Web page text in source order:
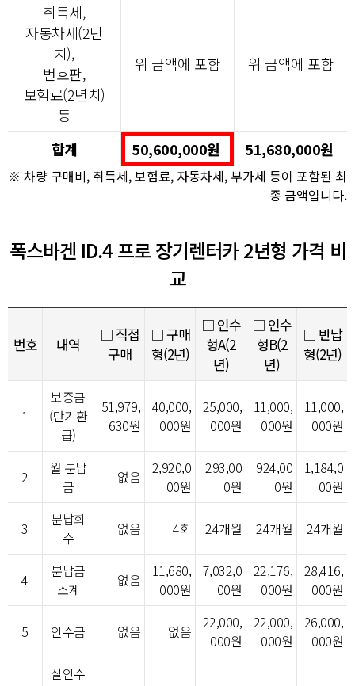
취득세,
자동차세(2년
치),
번호판,
보험료(2년치)
등
위 금액에 포함 위 금액에 포함
합계 50,600,000원 51,680,000원
※ 차량 구매비, 취득세, 보험료, 자동차세, 부가세 등이 포함된 최
종 금액입니다.
폭스바겐 ID.4 프로 장기렌터카 2년형 가격 비
교
번호 내역
□ 직접
구매
□ 구매
형(2년)
□ 인수
형A(2
년)
□ 인수
형B(2
년)
□ 반납
형(2년)
1
보증금
(만기환
급)
51,979,
630원
40,000,
000원
25,000,
000원
11,000,
000원
11,000,
000원
2
월 분납
금
없음
2,920,0
00원
293,00
0원
924,00
0원
1,184,0
00원
3
분납회
수
없음 4회 24개월 24개월 24개월
4
분납금
소계
없음
11,680,
000원
7,032,0
00원
22,176,
000원
28,416,
000원
5 인수금 없음 없음
22,000,
000원
22,000,
000원
26,000,
000원
실인수